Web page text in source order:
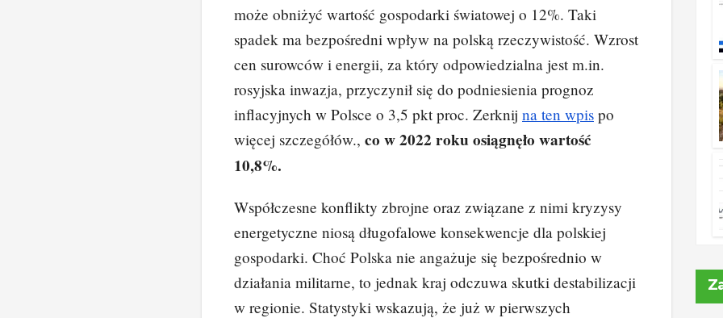
może obniżyć wartość gospodarki światowej o 12%. Taki
spadek ma bezpośredni wpływ na polską rzeczywistość. Wzrost
cen surowców i energii, za który odpowiedzialna jest m.in.
rosyjska inwazja, przyczynił się do podniesienia prognoz
inflacyjnych w Polsce o 3,5 pkt proc. Zerknij na ten wpis po
więcej szczegółów., co w 2022 roku osiągnęło wartość
10,8%.
Współczesne konflikty zbrojne oraz związane z nimi kryzysy
energetyczne niosą długofalowe konsekwencje dla polskiej
gospodarki. Choć Polska nie angażuje się bezpośrednio w
działania militarne, to jednak kraj odczuwa skutki destabilizacji
w regionie. Statystyki wskazują, że już w pierwszych